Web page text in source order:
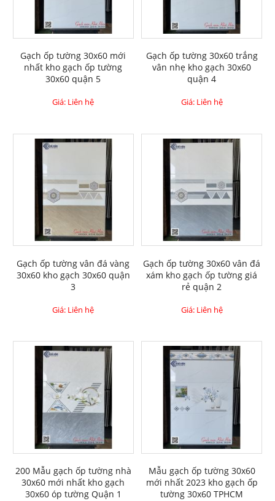
Gạch ốp tường 30x60 mới
nhất kho gạch ốp tường
30x60 quận 5
Giá: Liên hệ
Gạch ốp tường 30x60 trắng
vân nhẹ kho gạch 30x60
quận 4
Giá: Liên hệ
Gạch ốp tường vân đá vàng
30x60 kho gạch 30x60 quận
3
Giá: Liên hệ
Gạch ốp tường 30x60 vân đá
xám kho gạch ốp tường giá
rẻ quận 2
Giá: Liên hệ
200 Mẫu gạch ốp tường nhà
30x60 mới nhất kho gạch
30x60 óp tường Quận 1
Mẫu gạch ốp tường 30x60
mới nhất 2023 kho gạch ốp
tường 30x60 TPHCM